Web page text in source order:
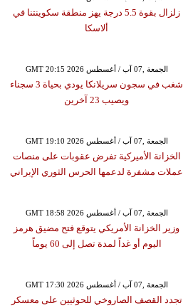
زلزال بقوة 5.5 درجة يهز منطقة سكوينتنا في
ألاسكا
GMT 20:15 2026 الجمعة ,07 آب / أغسطس
شغب في سجون سريلانكا يودي بحياة 3 سجناء
ويصيب 23 آخرين
GMT 19:10 2026 الجمعة ,07 آب / أغسطس
الخزانة الأميركية تفرض عقوبات على منصات
عملات مشفرة لدعمها الحرس الثوري الإيراني
GMT 18:58 2026 الجمعة ,07 آب / أغسطس
وزير الخزانة الأمريكي يتوقع فتح مضيق هرمز
اليوم أو غداً لمدة تصل إلى 60 يوماً
GMT 17:30 2026 الجمعة ,07 آب / أغسطس
تجدد القصف الصاروخي للحوثيين على معسكر